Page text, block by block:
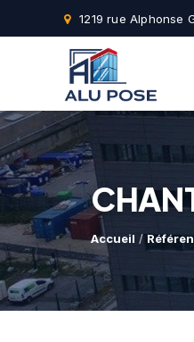
1219 rue Alphonse
Accueil /